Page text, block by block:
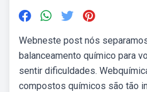
Webneste post nós
balanceamento químico para
sentir dificuldades.
compostos químicos são tão